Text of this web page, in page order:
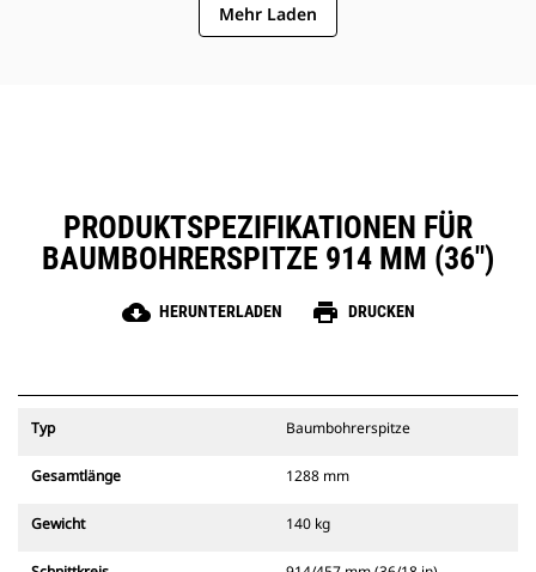
Mehr Laden
PRODUKTSPEZIFIKATIONEN FÜR
BAUMBOHRERSPITZE 914 MM (36")
cloud_download HERUNTERLADEN print DRUCKEN
Typ Baumbohrerspitze
Gesamtlänge 1288 mm
Gewicht 140 kg